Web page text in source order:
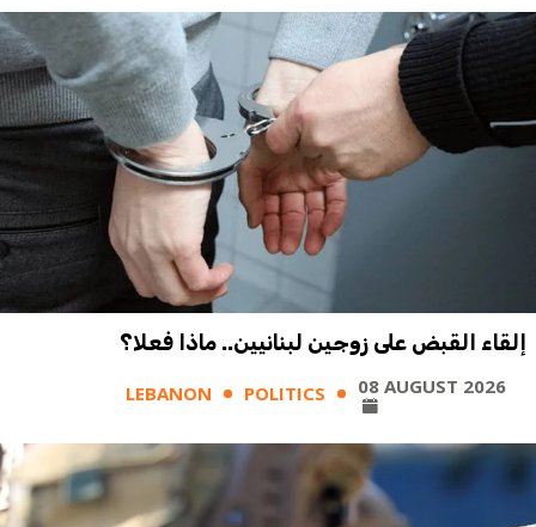
إلقاء القبض على زوجين لبنانيين.. ماذا فعلا؟
LEBANON POLITICS 08 AUGUST 2026